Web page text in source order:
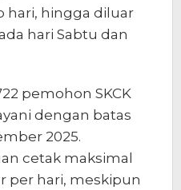
hari, hingga diluar
hari Sabtu dan
pemohon SKCK
dengan batas
2025.
cetak maksimal
per hari, meskipun